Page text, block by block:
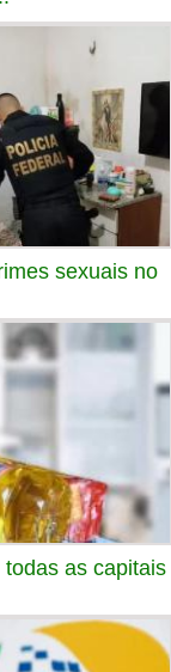
sexuais no
as capitais